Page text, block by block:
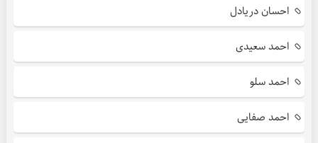
احسان دریادل
احمد سعیدی
احمد سلو
احمد صفایی